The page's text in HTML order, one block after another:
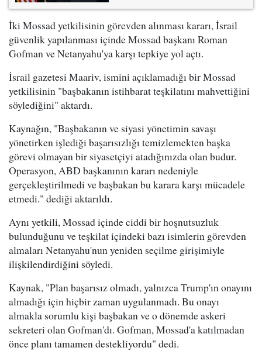
İki Mossad yetkilisinin görevden alınması kararı, İsrail
güvenlik yapılanması içinde Mossad başkanı Roman
Gofman ve Netanyahu'ya karşı tepkiye yol açtı.
İsrail gazetesi Maariv, ismini açıklamadığı bir Mossad
yetkilisinin "başbakanın istihbarat teşkilatını mahvettiğini
söylediğini" aktardı.
Kaynağın, "Başbakanın ve siyasi yönetimin savaşı
yönetirken işlediği başarısızlığı temizlemekten başka
görevi olmayan bir siyasetçiyi atadığınızda olan budur.
Operasyon, ABD başkanının kararı nedeniyle
gerçekleştirilmedi ve başbakan bu karara karşı mücadele
etmedi." dediği aktarıldı.
Aynı yetkili, Mossad içinde ciddi bir hoşnutsuzluk
bulunduğunu ve teşkilat içindeki bazı isimlerin görevden
almaları Netanyahu'nun yeniden seçilme girişimiyle
ilişkilendirdiğini söyledi.
Kaynak, "Plan başarısız olmadı, yalnızca Trump'ın onayını
almadığı için hiçbir zaman uygulanmadı. Bu onayı
almakla sorumlu kişi başbakan ve o dönemde askeri
sekreteri olan Gofman'dı. Gofman, Mossad'a katılmadan
önce planı tamamen destekliyordu" dedi.